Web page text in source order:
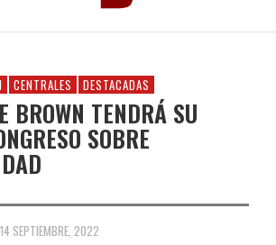
CENTRALES DESTACADAS
BROWN TENDRÁ SU
SOBRE
14 SEPTIEMBRE, 2022